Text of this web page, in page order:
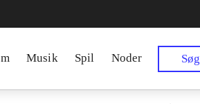
Musik Spil Noder Søg